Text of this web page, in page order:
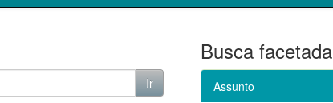
Busca facetada
Assunto